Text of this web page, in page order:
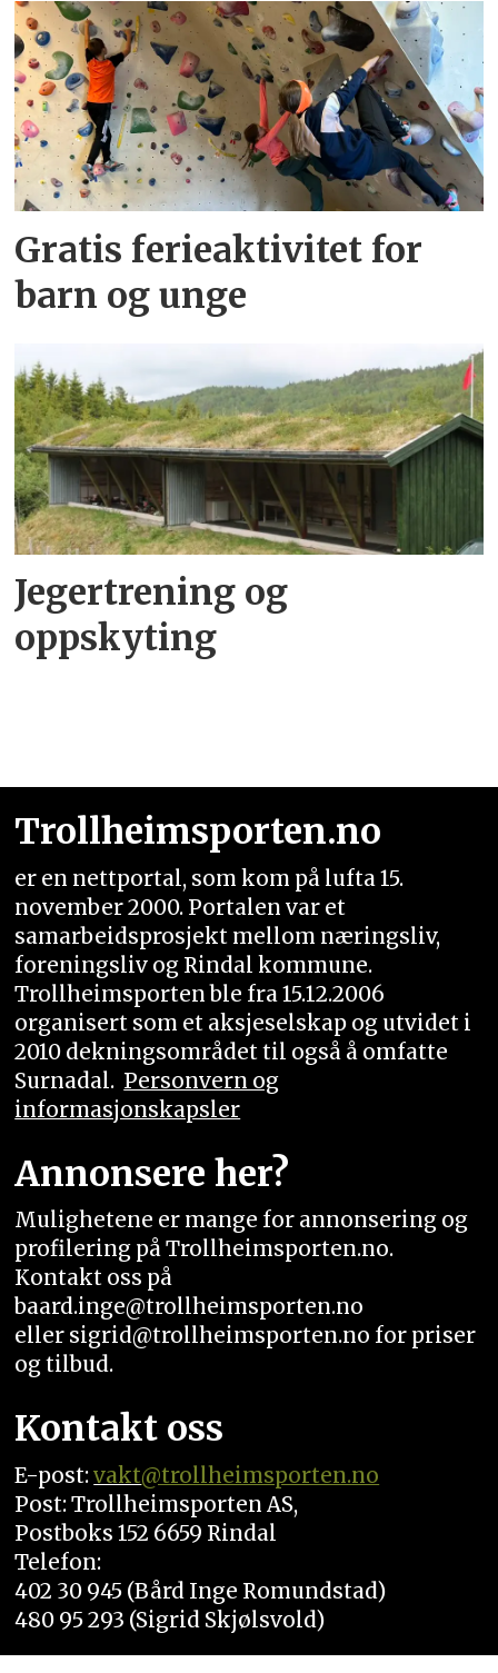
Gratis ferieaktivitet for
barn og unge
Jegertrening og
oppskyting
Trollheimsporten.no
er en nettportal, som kom på lufta 15.
november 2000. Portalen var et
samarbeidsprosjekt mellom næringsliv,
foreningsliv og Rindal kommune.
Trollheimsporten ble fra 15.12.2006
organisert som et aksjeselskap og utvidet i
2010 dekningsområdet til også å omfatte
Surnadal. Personvern og
informasjonskapsler
Annonsere her?
Mulighetene er mange for annonsering og
profilering på Trollheimsporten.no.
Kontakt oss på
baard.inge@trollheimsporten.no
eller sigrid@trollheimsporten.no for priser
og tilbud.
Kontakt oss
E-post:vakt@trollheimsporten.no
Post: Trollheimsporten AS,
Postboks 152 6659 Rindal
Telefon:
402 30 945 (Bård Inge Romundstad)
480 95 293 (Sigrid Skjølsvold)